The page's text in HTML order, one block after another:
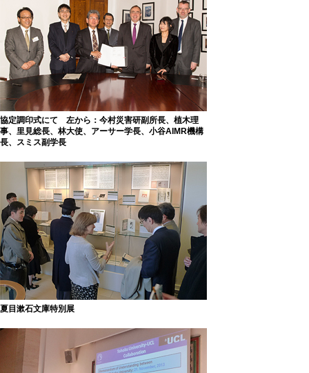
協定調印式にて 左から：今村災害研副所長、植木理
事、里見総長、林大使、アーサー学長、小谷AIMR機構
長、スミス副学長
夏目漱石文庫特別展